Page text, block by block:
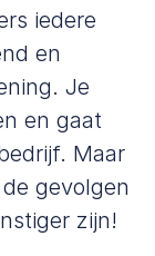
iedere
en
Je
en gaat
Maar
gevolgen
zijn!